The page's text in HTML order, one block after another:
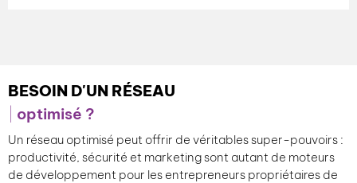
BESOIN D'UN RÉSEAU
optimisé ?
Un réseau optimisé peut offrir de véritables super-pouvoirs :
productivité, sécurité et marketing sont autant de moteurs
de développement pour les entrepreneurs propriétaires de